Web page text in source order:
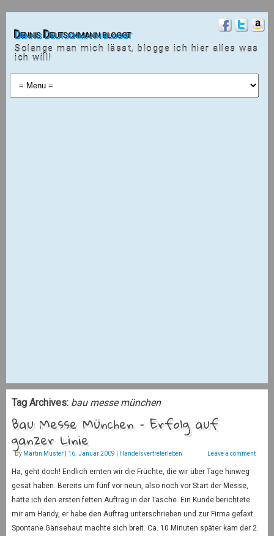
Dennis Deutschmann bloggt
Solange man mich lässt, blogge ich hier alles was
ich will!
Tag Archives: bau messe münchen
Bau Messe München – Erfolg auf
ganzer Linie
By Martin Muster 16. Januar 2009 Handelsvertreterleben Leave a comment
Ha, geht doch! Endlich ernten wir die Früchte, die wir über Tage hinweg
gesät haben. Bereits um fünf vor neun, also noch vor Start der Messe,
hatte ich den ersten fetten Auftrag in der Tasche. Ein Kunde berichtete
mir am Handy, er habe den Auftrag unterschrieben und zur Firma gefaxt.
Spontane Gänsehaut machte sich breit. Ca. 10 Minuten später kam der 2.